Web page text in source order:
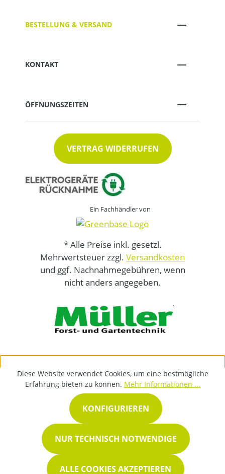
BESTELLUNG & VERSAND
KONTAKT
ÖFFNUNGSZEITEN
VERTRAG WIDERRUFEN
Ein Fachhändler von
* Alle Preise inkl. gesetzl.
Mehrwertsteuer zzgl. Versandkosten
und ggf. Nachnahmegebühren, wenn
nicht anders angegeben.
Diese Website verwendet Cookies, um eine bestmögliche
Erfahrung bieten zu können. Mehr Informationen ...
NUR TECHNISCH NOTWENDIGE
KONFIGURIEREN
ALLE COOKIES AKZEPTIEREN